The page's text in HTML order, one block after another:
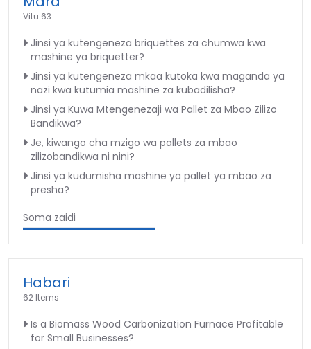
Vitu 63
Jinsi ya kutengeneza briquettes za chumwa kwa
mashine ya briquetter?
Jinsi ya kutengeneza mkaa kutoka kwa maganda ya
nazi kwa kutumia mashine za kubadilisha?
Jinsi ya Kuwa Mtengenezaji wa Pallet za Mbao Zilizo
Bandikwa?
Je, kiwango cha mzigo wa pallets za mbao
zilizobandikwa ni nini?
Jinsi ya kudumisha mashine ya pallet ya mbao za
presha?
Soma zaidi
Habari
62 Items
Is a Biomass Wood Carbonization Furnace Profitable
for Small Businesses?